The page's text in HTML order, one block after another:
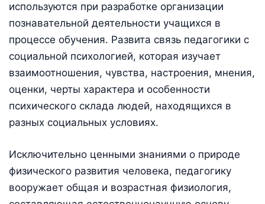
используются при разработке организации
познавательной деятельности учащихся в
процессе обучения. Развита связь педагогики с
социальной психологией, которая изучает
взаимоотношения, чувства, настроения, мнения,
оценки, черты характера и особенности
психического склада людей, находящихся в
разных социальных условиях.
Исключительно ценными знаниями о природе
физического развития человека, педагогику
вооружает общая и возрастная физиология,